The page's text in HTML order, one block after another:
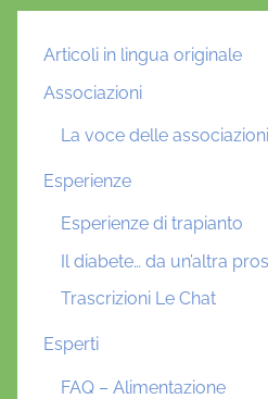
Articoli in lingua originale
Associazioni
La voce delle associazioni
Esperienze
Esperienze di trapianto
Il diabete… da un’altra
Trascrizioni Le Chat
Esperti
FAQ – Alimentazione